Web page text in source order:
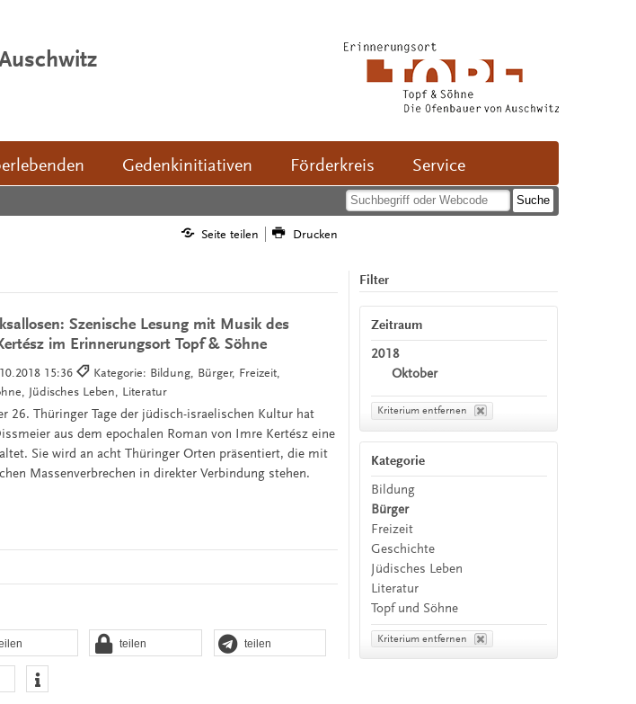
Gedenkinitiativen Förderkreis Service
Seite teilen Drucken
Szenische Lesung mit Musik des
im Erinnerungsort Topf & Söhne
15:36
Kategorie: Bildung, Bürger, Freizeit,
Jüdisches Leben, Literatur
26. Thüringer Tage der jüdisch-israelischen Kultur hat
aus dem epochalen Roman von Imre Kertész eine
Sie wird an acht Thüringer Orten präsentiert, die mit
Massenverbrechen in direkter Verbindung stehen.
teilen teilen
Filter
Zeitraum
2018
Oktober
Kriterium entfernen
Kategorie
Bildung
Bürger
Freizeit
Geschichte
Jüdisches Leben
Literatur
Topf und Söhne
Kriterium entfernen